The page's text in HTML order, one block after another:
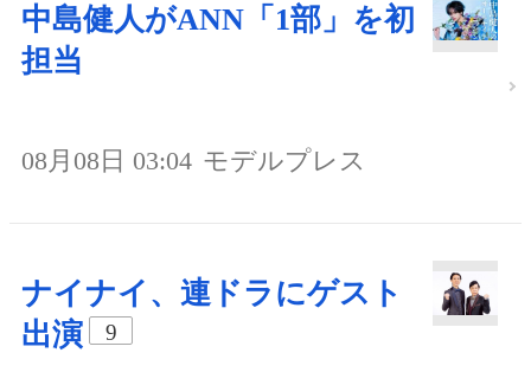
中島健人がANN「1部」を初
担当
08月08日 03:04 モデルプレス
ナイナイ、連ドラにゲスト
出演
9